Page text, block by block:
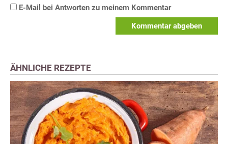
E-Mail bei Antworten zu meinem Kommentar
Kommentar abgeben
ÄHNLICHE REZEPTE